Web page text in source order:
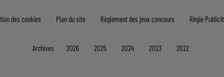
des cookies Plan du site Règlement des jeux concours Régie
Archives 2026 2025 2024 2023 2022